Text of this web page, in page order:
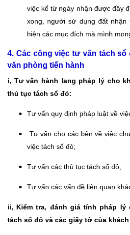
việc kể từ ngày nhận được đầy
xong, người sử dụng đất nhận
hiện các mục đích mà mình
4. Các công việc tư vấn tách
văn phòng tiến hành
i, Tư vấn hành lang pháp lý cho
thủ tục tách sổ đỏ:
Tư vấn quy định pháp luật về
Tư vấn cho các bên về việc
việc tách sổ đỏ;
Tư vấn các thủ tục tách sổ đỏ;
Tư vấn các vấn đề liên quan
ii, Kiểm tra, đánh giá tính pháp lý
tách sổ đỏ và các giấy tờ của